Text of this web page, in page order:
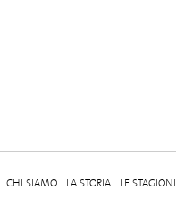
CHI SIAMO LA STORIA LE STAGIONI